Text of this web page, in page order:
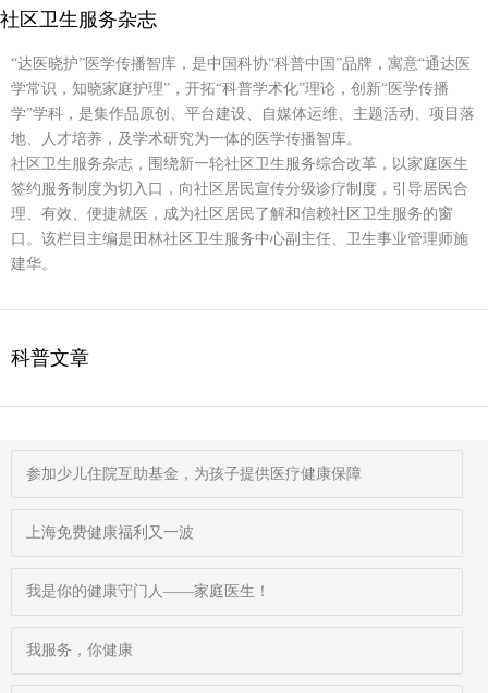
社区卫生服务杂志
“达医晓护”医学传播智库，是中国科协“科普中国”品牌，寓意“通达医
学常识，知晓家庭护理”，开拓“科普学术化”理论，创新“医学传播
学”学科，是集作品原创、平台建设、自媒体运维、主题活动、项目落
地、人才培养，及学术研究为一体的医学传播智库。
社区卫生服务杂志，围绕新一轮社区卫生服务综合改革，以家庭医生
签约服务制度为切入口，向社区居民宣传分级诊疗制度，引导居民合
理、有效、便捷就医，成为社区居民了解和信赖社区卫生服务的窗
口。该栏目主编是田林社区卫生服务中心副主任、卫生事业管理师施
科普文章
参加少儿住院互助基金，为孩子提供医疗健康保障
上海免费健康福利又一波
我是你的健康守门人——家庭医生！
我服务，你健康